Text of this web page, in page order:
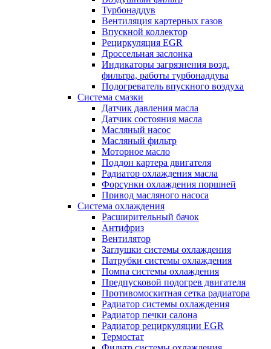
Турбонаддув
Вентиляция картерных газов
Впускной коллектор
Рециркуляция EGR
Дроссельная заслонка
Индикаторы загрязнения возд.
фильтра, работы турбонаддува
Подогреватель впускного воздуха
Система смазки
Датчик давления масла
Датчик состояния масла
Масляный насос
Масляный фильтр
Моторное масло
Поддон картера двигателя
Радиатор охлаждения масла
Форсунки охлаждения поршней
Привод масляного насоса
Система охлаждения
Расширительный бачок
Антифриз
Вентилятор
Заглушки системы охлаждения
Патрубки системы охлаждения
Помпа системы охлаждения
Предпусковой подогрев двигателя
Противомоскитная сетка радиатора
Радиатор системы охлаждения
Радиатор печки салона
Радиатор рециркуляции EGR
Термостат